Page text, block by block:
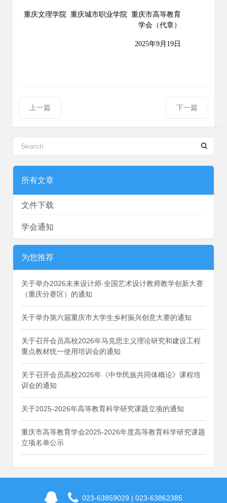
重庆文理学院 重庆城市职业学院 重庆市高等教育
学会 （代章）
2025年9月 19 日
上一篇 下一篇
所有文章
文件下载
学会通知
为您推荐
关于举办2026未来设计师·全国艺术设计教师教学创新大赛
（重庆分赛区）的通知
关于举办第六届重庆市大学生乡村振兴创意大赛的通知
关于召开会员高校2026年马克思主义理论研究和建设工程
重点教材统一使用培训会的通知
关于召开会员高校2026年《中华民族共同体概论》课程培
训会的通知
关于2025-2026年高等教育科学研究课题立项的通知
重庆市高等教育学会2025-2026年度高等教育科学研究课题
立项名单公示
023-63859029 | 023-63862385